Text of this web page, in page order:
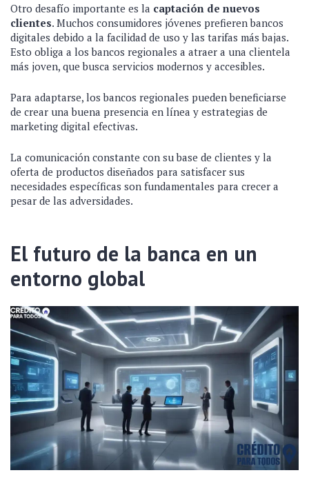
Otro desafío importante es la captación de nuevos
clientes. Muchos consumidores jóvenes prefieren bancos
digitales debido a la facilidad de uso y las tarifas más bajas.
Esto obliga a los bancos regionales a atraer a una clientela
más joven, que busca servicios modernos y accesibles.
Para adaptarse, los bancos regionales pueden beneficiarse
de crear una buena presencia en línea y estrategias de
marketing digital efectivas.
La comunicación constante con su base de clientes y la
oferta de productos diseñados para satisfacer sus
necesidades específicas son fundamentales para crecer a
pesar de las adversidades.
El futuro de la banca en un
entorno global